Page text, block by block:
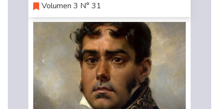
Volumen 3 N° 31